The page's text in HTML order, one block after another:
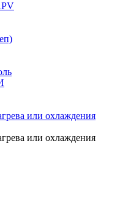
или охлаждения
или охлаждения